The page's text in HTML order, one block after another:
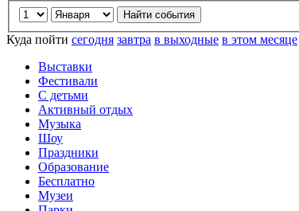
Куда пойти сегодня завтра в выходные в этом месяце
Выставки
Фестивали
С детьми
Активный отдых
Музыка
Шоу
Праздники
Образование
Бесплатно
Музеи